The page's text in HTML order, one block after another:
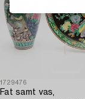
1729476
Fat samt vas,